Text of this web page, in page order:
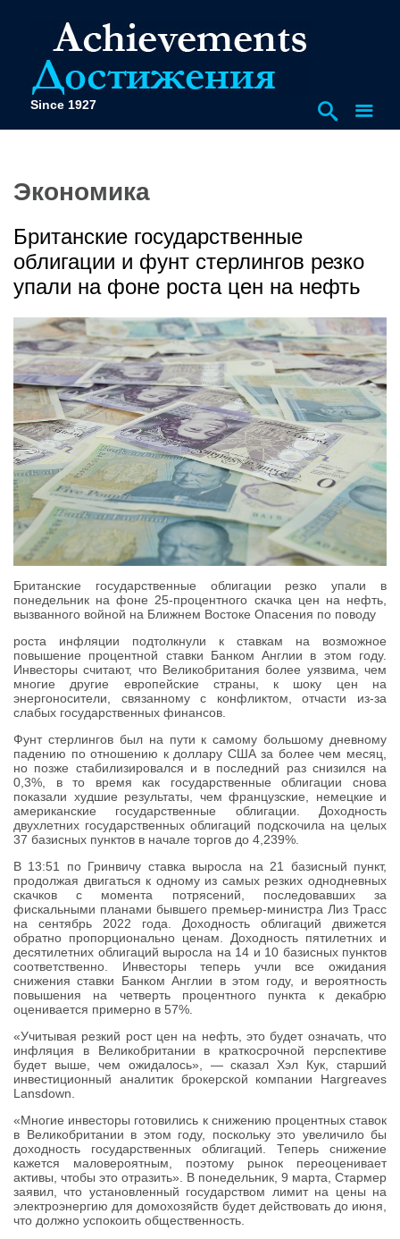
Since 1927
Экономика
Британские государственные
облигации и фунт стерлингов резко
упали на фоне роста цен на нефть
Британские государственные облигации резко упали в
понедельник на фоне 25-процентного скачка цен на нефть,
вызванного войной на Ближнем Востоке Опасения по поводу
роста инфляции подтолкнули к ставкам на возможное
повышение процентной ставки Банком Англии в этом году.
Инвесторы считают, что Великобритания более уязвима, чем
многие другие европейские страны, к шоку цен на
энергоносители, связанному с конфликтом, отчасти из-за
слабых государственных финансов.
Фунт стерлингов был на пути к самому большому дневному
падению по отношению к доллару США за более чем месяц,
но позже стабилизировался и в последний раз снизился на
0,3%, в то время как государственные облигации снова
показали худшие результаты, чем французские, немецкие и
американские государственные облигации. Доходность
двухлетних государственных облигаций подскочила на целых
37 базисных пунктов в начале торгов до 4,239%.
В 13:51 по Гринвичу ставка выросла на 21 базисный пункт,
продолжая двигаться к одному из самых резких однодневных
скачков с момента потрясений, последовавших за
фискальными планами бывшего премьер-министра Лиз Трасс
на сентябрь 2022 года. Доходность облигаций движется
обратно пропорционально ценам. Доходность пятилетних и
десятилетних облигаций выросла на 14 и 10 базисных пунктов
соответственно. Инвесторы теперь учли все ожидания
снижения ставки Банком Англии в этом году, и вероятность
повышения на четверть процентного пункта к декабрю
оценивается примерно в 57%.
«Учитывая резкий рост цен на нефть, это будет означать, что
инфляция в Великобритании в краткосрочной перспективе
будет выше, чем ожидалось», — сказал Хэл Кук, старший
инвестиционный аналитик брокерской компании Hargreaves
Lansdown.
«Многие инвесторы готовились к снижению процентных ставок
в Великобритании в этом году, поскольку это увеличило бы
доходность государственных облигаций. Теперь снижение
кажется маловероятным, поэтому рынок переоценивает
активы, чтобы это отразить». В понедельник, 9 марта, Стармер
заявил, что установленный государством лимит на цены на
электроэнергию для домохозяйств будет действовать до июня,
что должно успокоить общественность.